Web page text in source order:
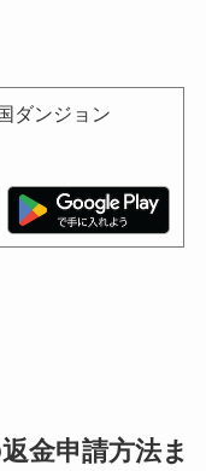
ダンジョン
金申請方法ま